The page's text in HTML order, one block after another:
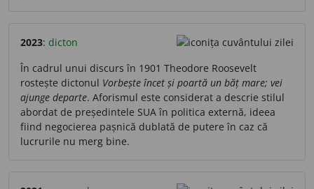
2023: dicton
În cadrul unui discurs în 1901 Theodore Roosevelt
rostește dictonul Vorbește încet și poartă un băț mare; vei
ajunge departe. Aforismul este considerat a descrie stilul
abordat de președintele SUA în politica externă, ideea
fiind negocierea pașnică dublată de putere în caz că
lucrurile nu merg bine.